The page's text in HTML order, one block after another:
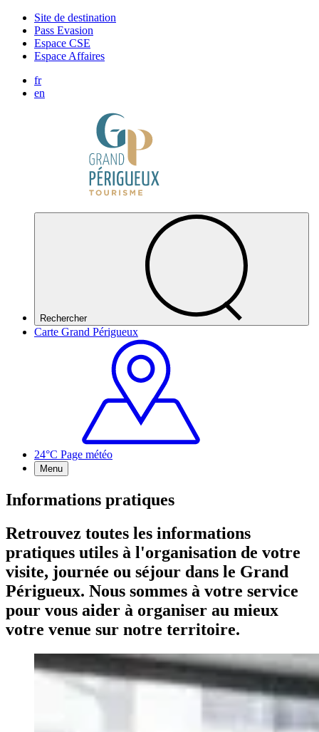
Site de destination
Pass Evasion
Espace CSE
Espace Affaires
fr
en
Rechercher
Carte Grand Périgueux
24°C Page météo
Menu
Informations pratiques
Retrouvez toutes les informations
pratiques utiles à l'organisation de votre
visite, journée ou séjour dans le Grand
Périgueux. Nous sommes à votre service
pour vous aider à organiser au mieux
votre venue sur notre territoire.